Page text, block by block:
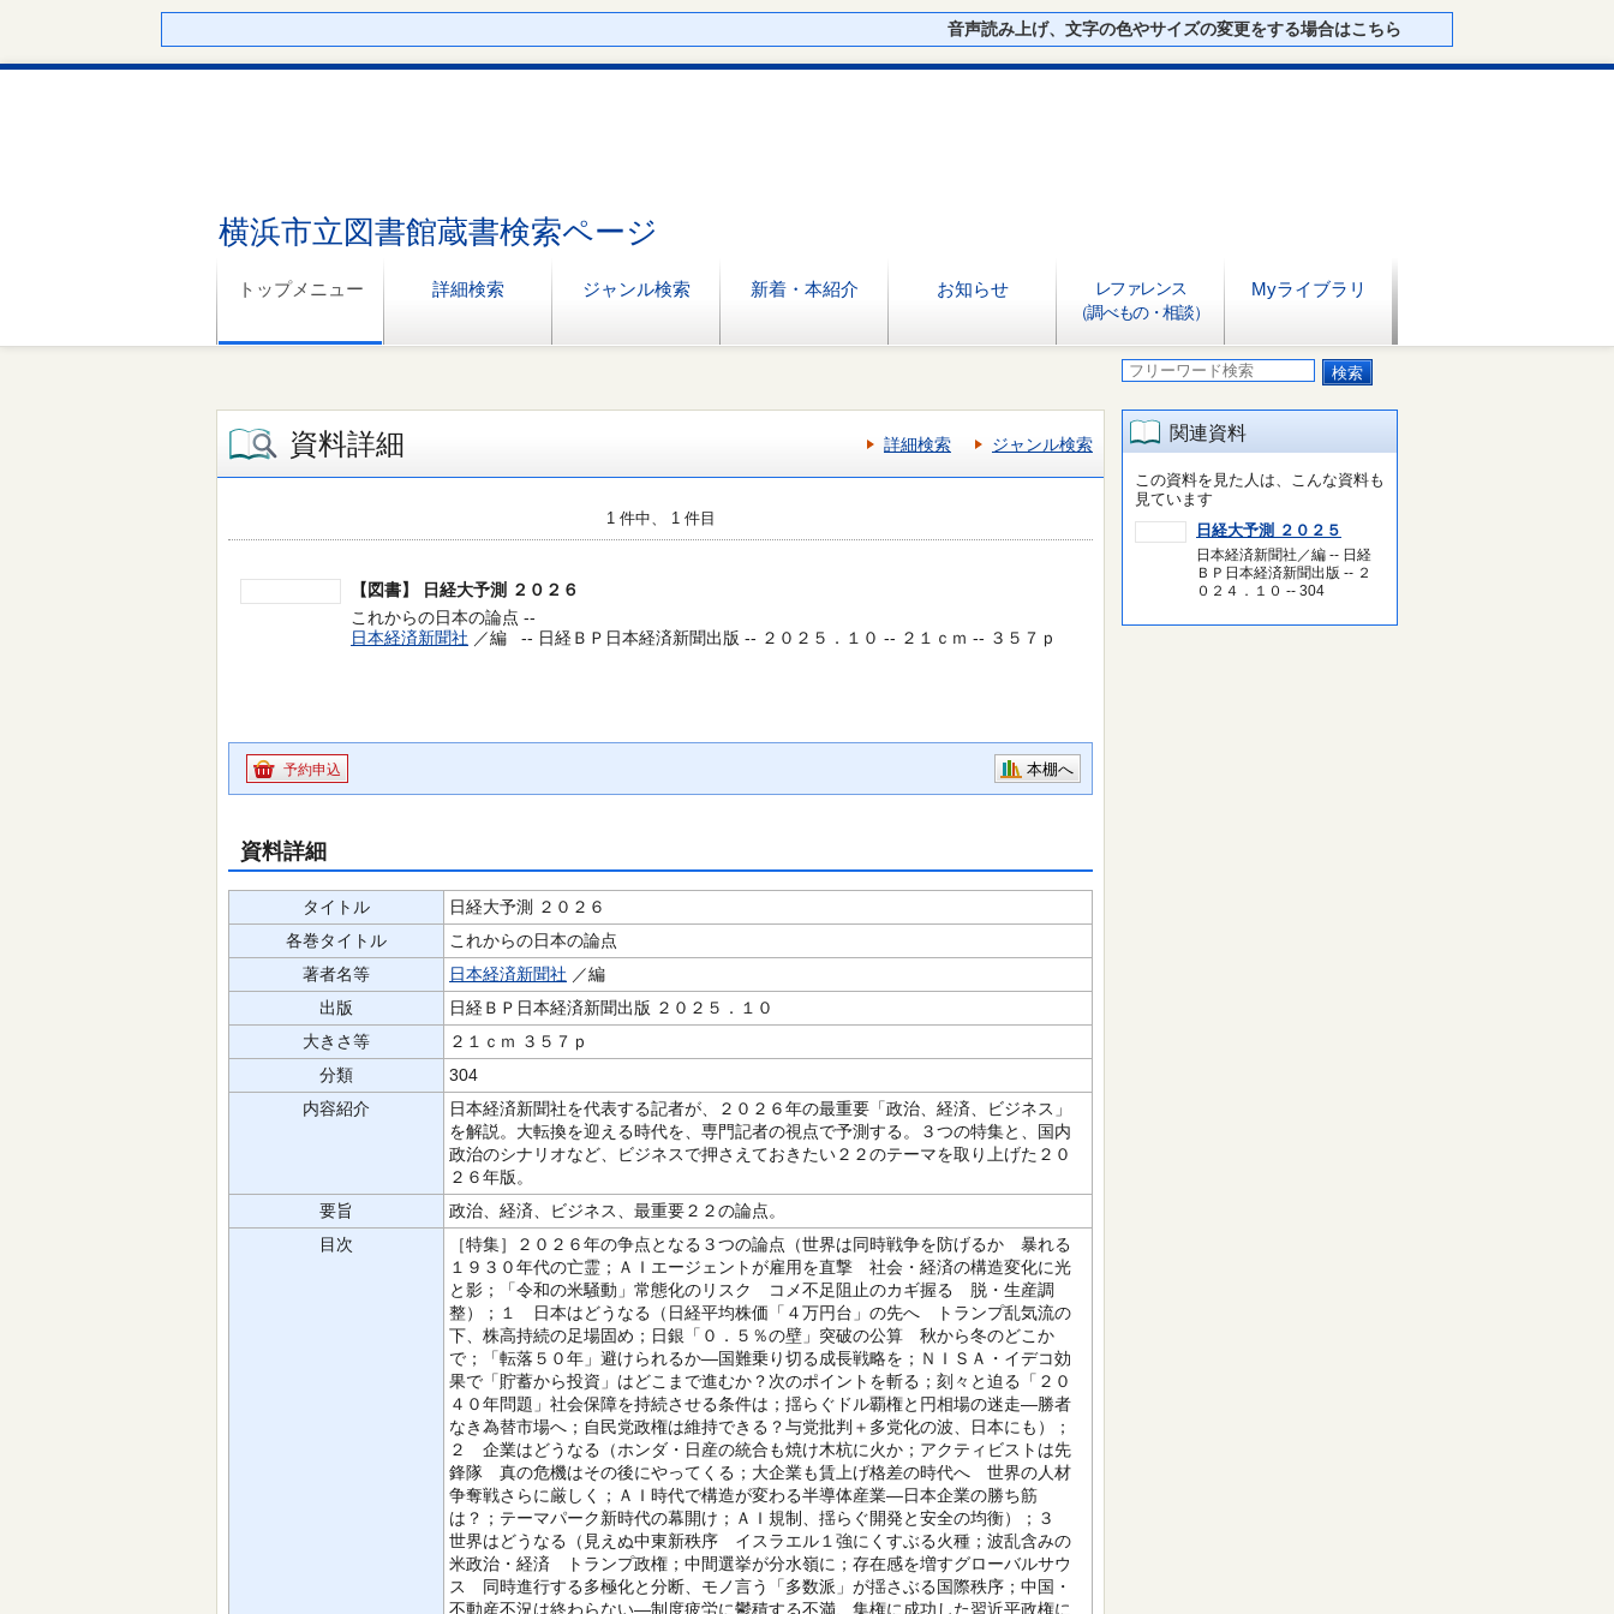
音声読み上げ、文字の色やサイズの変更をする場合はこちら
横浜市立図書館蔵書検索ページ
トップメニュー 詳細検索 ジャンル検索 新着・本紹介 お知らせ
レファレンス
（調べもの・相談）
Myライブラリ
資料詳細 詳細検索 ジャンル検索
1 件中、 1 件目
【図書】
日経大予測 ２０２６
これからの日本の論点 --
日本経済新聞社 ／編 -- 日経ＢＰ日本経済新聞出版 -- ２０２５．１０ -- ２１ｃｍ -- ３５７ｐ
予約申込 本棚へ
資料詳細
タイトル
日経大予測 ２０２６
各巻タイトル
これからの日本の論点
著者名等
日本経済新聞社 ／編
出版
日経ＢＰ日本経済新聞出版 ２０２５．１０
大きさ等
２１ｃｍ ３５７ｐ
分類
304
内容紹介
日本経済新聞社を代表する記者が、２０２６年の最重要「政治、経済、ビジネス」
を解説。大転換を迎える時代を、専門記者の視点で予測する。３つの特集と、国内
政治のシナリオなど、ビジネスで押さえておきたい２２のテーマを取り上げた２０
２６年版。
要旨
政治、経済、ビジネス、最重要２２の論点。
目次
［特集］２０２６年の争点となる３つの論点（世界は同時戦争を防げるか 暴れる
１９３０年代の亡霊；ＡＩエージェントが雇用を直撃 社会・経済の構造変化に光
と影；「令和の米騒動」常態化のリスク コメ不足阻止のカギ握る 脱・生産調
整）；１ 日本はどうなる（日経平均株価「４万円台」の先へ トランプ乱気流の
下、株高持続の足場固め；日銀「０．５％の壁」突破の公算 秋から冬のどこか
で；「転落５０年」避けられるか―国難乗り切る成長戦略を；ＮＩＳＡ・イデコ効
果で「貯蓄から投資」はどこまで進むか？次のポイントを斬る；刻々と迫る「２０
４０年問題」社会保障を持続させる条件は；揺らぐドル覇権と円相場の迷走―勝者
なき為替市場へ；自民党政権は維持できる？与党批判＋多党化の波、日本にも）；
２ 企業はどうなる（ホンダ・日産の統合も焼け木杭に火か；アクティビストは先
鋒隊 真の危機はその後にやってくる；大企業も賃上げ格差の時代へ 世界の人材
争奪戦さらに厳しく；ＡＩ時代で構造が変わる半導体産業―日本企業の勝ち筋
は？；テーマパーク新時代の幕開け；ＡＩ規制、揺らぐ開発と安全の均衡）；３
世界はどうなる（見えぬ中東新秩序 イスラエル１強にくすぶる火種；波乱含みの
米政治・経済 トランプ政権；中間選挙が分水嶺に；存在感を増すグローバルサウ
ス 同時進行する多極化と分断、モノ言う「多数派」が揺さぶる国際秩序；中国・
不動産不況は終わらない―制度疲労に鬱積する不満、集権に成功した習近平政権に
関連資料
この資料を見た人は、こんな資料も
見ています
日経大予測 ２０２５
日本経済新聞社／編 -- 日経
ＢＰ日本経済新聞出版 -- ２
０２４．１０ -- 304